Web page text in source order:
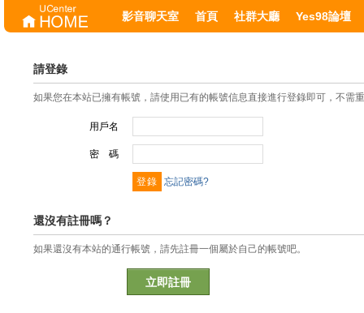
影音聊天室 首頁 社群大廳 Yes98論壇
請登錄
如果您在本站已擁有帳號，請使用已有的帳號信息直接進行登錄即可，不需
用戶名
密 碼
忘記密碼?
還沒有註冊嗎？
如果還沒有本站的通行帳號，請先註冊一個屬於自己的帳號吧。
立即註冊